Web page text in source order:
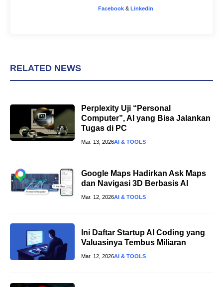
Facebook & Linkedin
RELATED NEWS
Perplexity Uji “Personal
Computer”, AI yang Bisa Jalankan
Tugas di PC
Mar. 13, 2026AI & TOOLS
Google Maps Hadirkan Ask Maps
dan Navigasi 3D Berbasis AI
Mar. 12, 2026AI & TOOLS
Ini Daftar Startup AI Coding yang
Valuasinya Tembus Miliaran
Mar. 12, 2026AI & TOOLS